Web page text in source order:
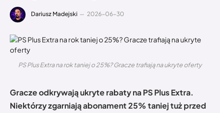
Dariusz Madejski 2026-06-30
PS Plus Extra na rok taniej o 25%? Gracze trafiają na ukryte oferty
Gracze odkrywają ukryte rabaty na PS Plus Extra.
Niektórzy zgarniają abonament 25% taniej tuż przed